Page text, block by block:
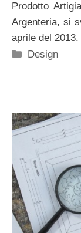
Prodotto
Argenteria, si
aprile del 2013.
Categorie
Design